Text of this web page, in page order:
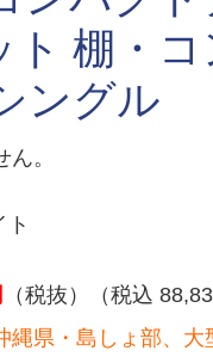
棚・
ングル
。
（税抜）（税込
県・島しょ部、大